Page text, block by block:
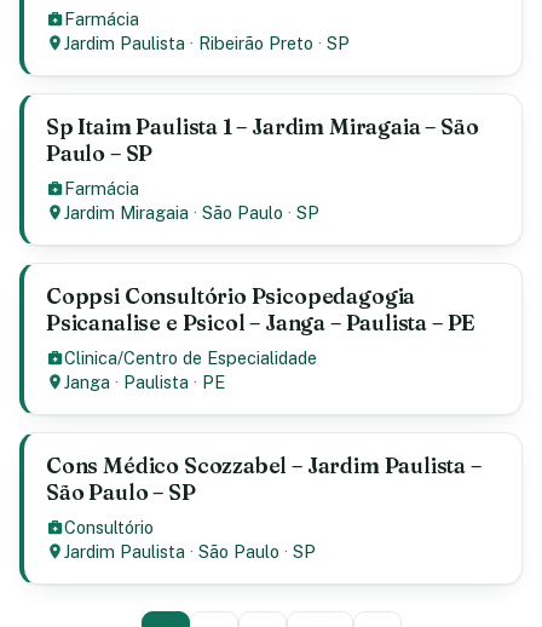
Farmácia
Jardim Paulista · Ribeirão Preto ·SP
Sp Itaim Paulista 1 – Jardim Miragaia – São
Paulo – SP
Farmácia
Jardim Miragaia ·São Paulo ·SP
Coppsi Consultório Psicopedagogia
Psicanalise e Psicol – Janga – Paulista – PE
Clinica/Centro de Especialidade
Janga · Paulista · PE
Cons Médico Scozzabel – Jardim Paulista –
São Paulo – SP
Consultório
Jardim Paulista ·São Paulo ·SP